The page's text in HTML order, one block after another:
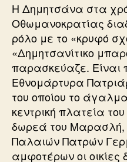
Η Δημητσάνα στα
Οθωμανοκρατίας
ρόλο με το «κρυφό
«Δημητσανίτικο
παρασκεύαζε. Είναι
Εθνομάρτυρα
του οποίου το
κεντρική πλατεία
δωρεά του Μαρασλή,
Παλαιών Πατρών
αμφοτέρων οι οικίες